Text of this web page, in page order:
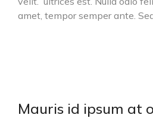
amet, tempor semper ante.
Mauris id ipsum at